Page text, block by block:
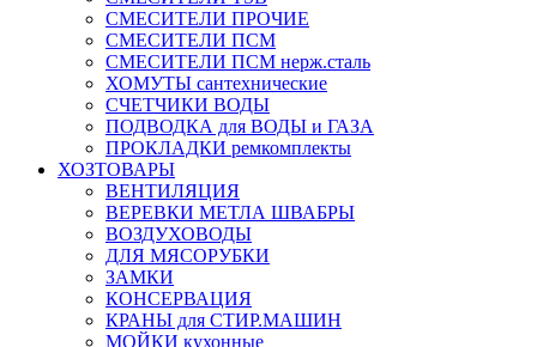
СМЕСИТЕЛИ ПРОЧИЕ
СМЕСИТЕЛИ ПСМ
СМЕСИТЕЛИ ПСМ нерж.сталь
ХОМУТЫ сантехнические
СЧЕТЧИКИ ВОДЫ
ПОДВОДКА для ВОДЫ и ГАЗА
ПРОКЛАДКИ ремкомплекты
ХОЗТОВАРЫ
ВЕНТИЛЯЦИЯ
ВЕРЕВКИ МЕТЛА ШВАБРЫ
ВОЗДУХОВОДЫ
ДЛЯ МЯСОРУБКИ
ЗАМКИ
КОНСЕРВАЦИЯ
КРАНЫ для СТИР.МАШИН
МОЙКИ кухонные